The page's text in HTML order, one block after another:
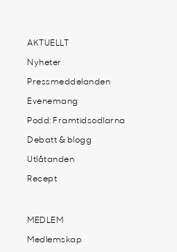
AKTUELLT
Nyheter
Pressmeddelanden
Evenemang
Podd: Framtidsodlarna
Debatt & blogg
Utlåtanden
Recept
MEDLEM
Medlemskap